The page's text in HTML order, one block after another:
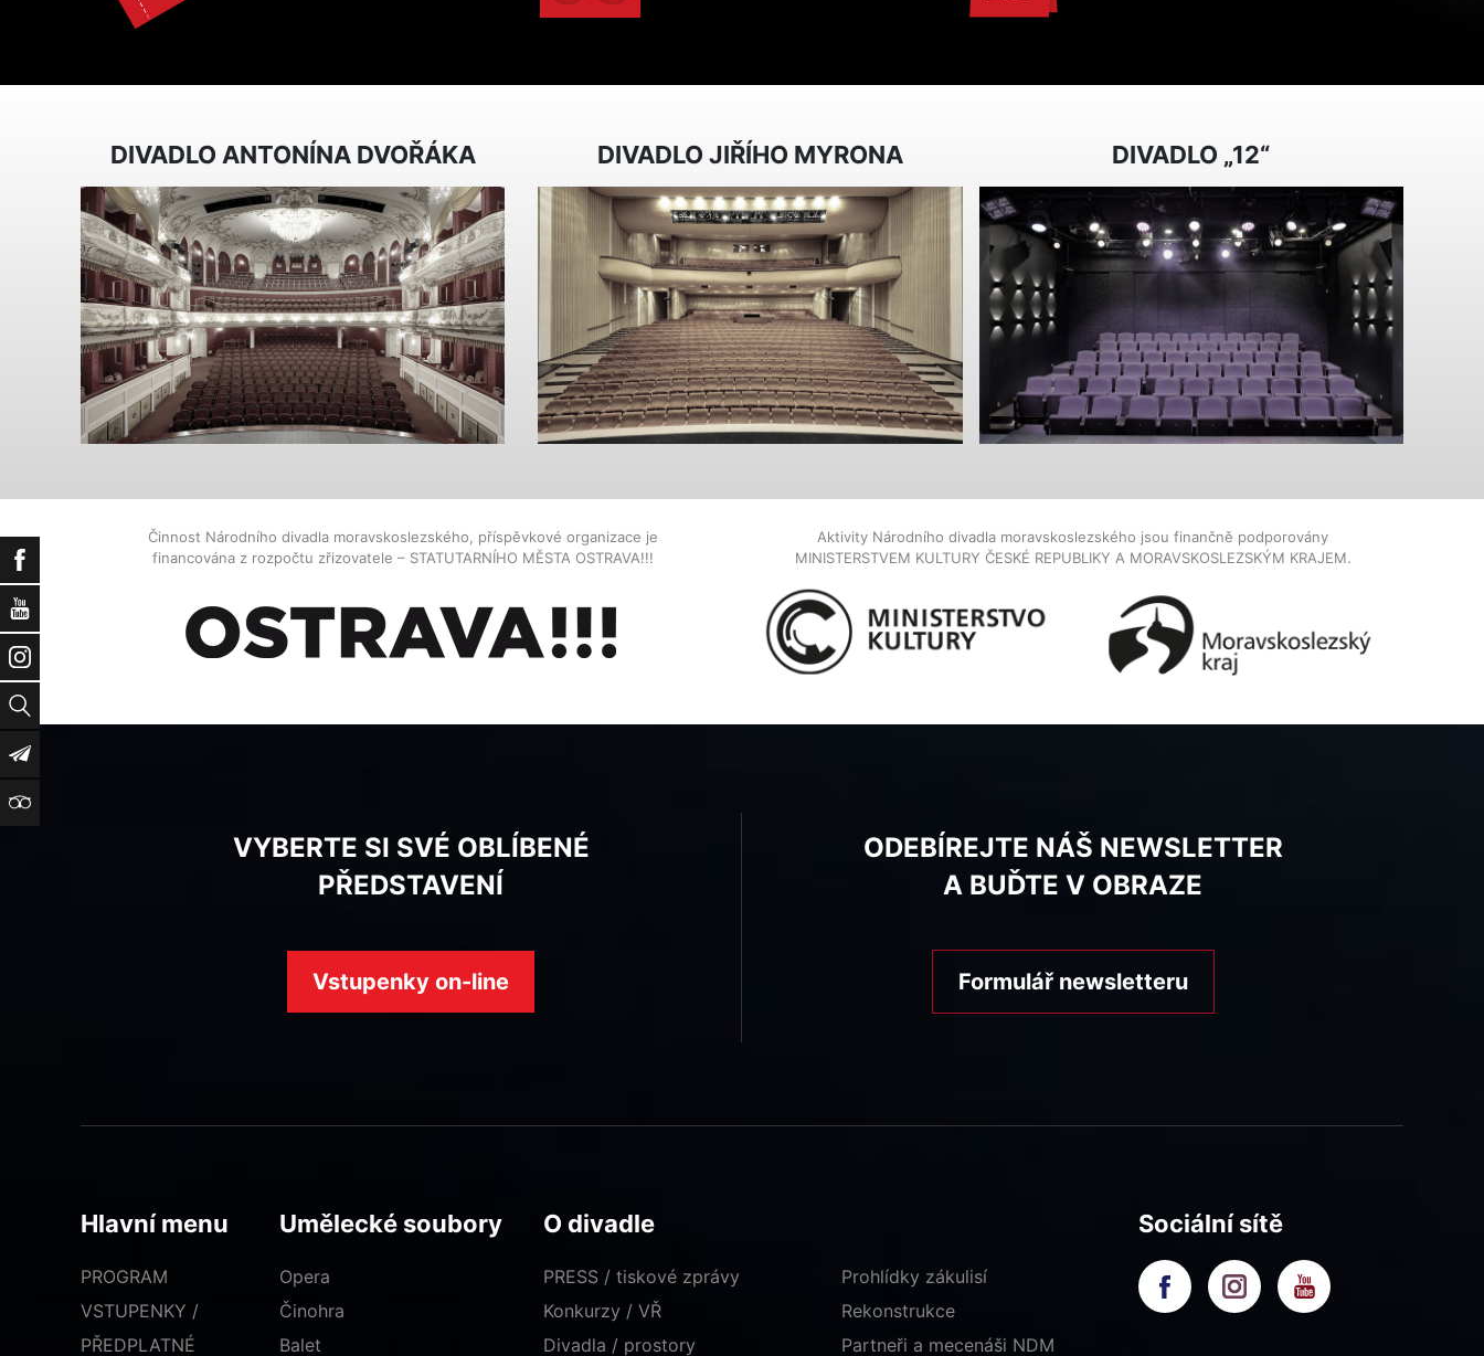
Facebook
YouTube
Instagram
Vyhledat
Newsletter
TripAdvisor
DIVADLO ANTONÍNA DVOŘÁKA DIVADLO JIŘÍHO MYRONA DIVADLO „12“
Činnost Národního divadla moravskoslezského, příspěvkové organizace je
financována z rozpočtu zřizovatele – STATUTARNÍHO MĚSTA OSTRAVA!!!
Aktivity Národního divadla moravskoslezského jsou finančně podporovány
MINISTERSTVEM KULTURY ČESKÉ REPUBLIKY A MORAVSKOSLEZSKÝM KRAJEM.
VYBERTE SI SVÉ OBLÍBENÉ
PŘEDSTAVENÍ
Vstupenky on-line
ODEBÍREJTE NÁŠ NEWSLETTER
A BUĎTE V OBRAZE
Formulář newsletteru
Hlavní menu
PROGRAM
VSTUPENKY /
PŘEDPLATNÉ
Umělecké soubory
Opera
Činohra
Balet
O divadle
PRESS / tiskové zprávy
Konkurzy / VŘ
Divadla / prostory
Prohlídky zákulisí
Rekonstrukce
Partneři a mecenáši NDM
Sociální sítě